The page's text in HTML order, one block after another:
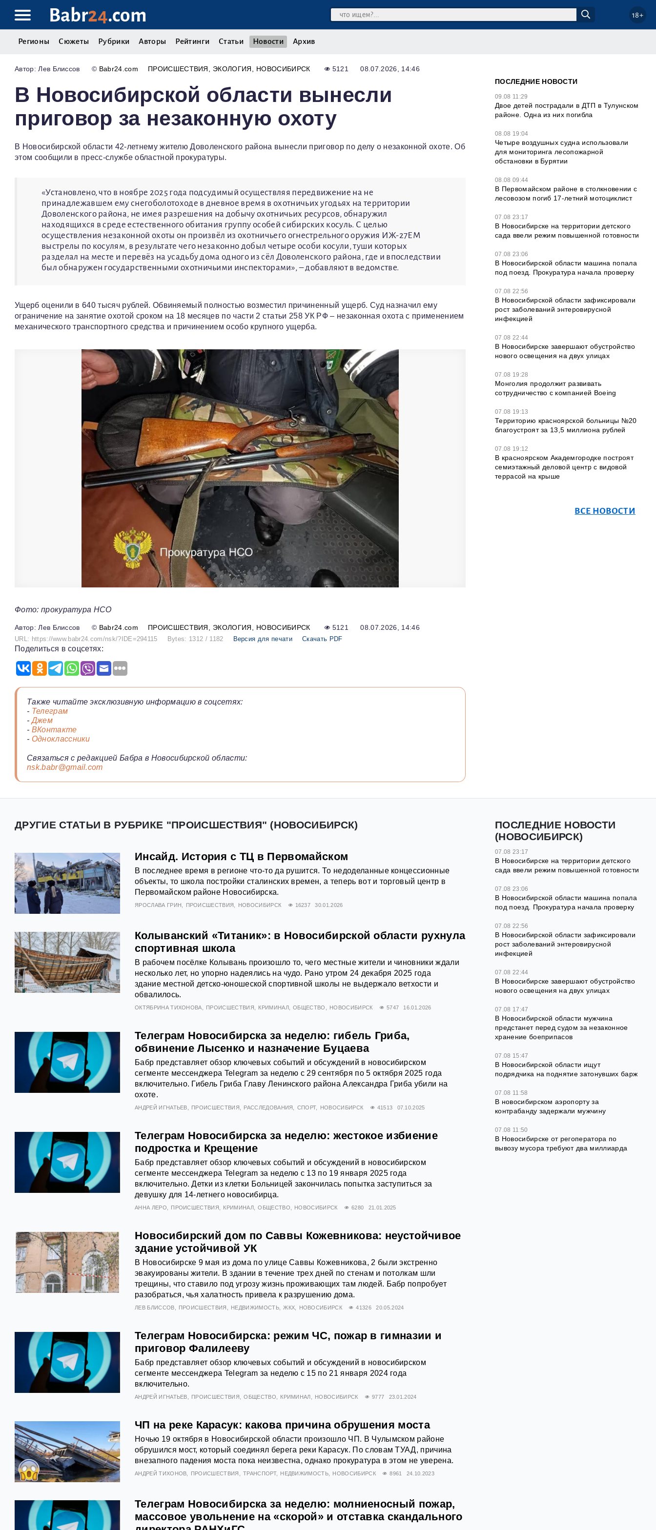
Babr24.com 18+
Регионы Сюжеты Рубрики Авторы Рейтинги Статьи Новости Архив
Лев Блиссов © Babr24.com ПРОИСШЕСТВИЯ ЭКОЛОГИЯ НОВОСИБИРСК 5121 08.07.2026, 14:46
В Новосибирской области вынесли
приговор за незаконную охоту
В Новосибирской области 42-летнему жителю Доволенского района вынесли приговор по делу о незаконной охоте. Об
этом сообщили в пресс-службе областной прокуратуры.
«Установлено, что в ноябре 2025 года подсудимый осуществляя передвижение на не
принадлежавшем ему снегоболотоходе в дневное время в охотничьих угодьях на территории
Доволенского района, не имея разрешения на добычу охотничьих ресурсов, обнаружил
находящихся в среде естественного обитания группу особей сибирских косуль. С целью
осуществления незаконной охоты он произвёл из охотничьего огнестрельного оружия ИЖ-27ЕМ
выстрелы по косулям, в результате чего незаконно добыл четыре особи косули, туши которых
разделал на месте и перевёз на усадьбу дома одного из сёл Доволенского района, где и впоследствии
был обнаружен государственными охотничьими инспекторами», – добавляют в ведомстве.
Ущерб оценили в 640 тысяч рублей. Обвиняемый полностью возместил причиненный ущерб. Суд назначил ему
ограничение на занятие охотой сроком на 18 месяцев по части 2 статьи 258 УК РФ – незаконная охота с применением
механического транспортного средства и причинением особо крупного ущерба.
Фото: прокуратура НСО
Лев Блиссов © Babr24.com ПРОИСШЕСТВИЯ ЭКОЛОГИЯ НОВОСИБИРСК 5121 08.07.2026, 14:46
URL: https://www.babr24.com/nsk/?IDE=294115 Bytes: 1312 / 1182 Версия для печати Скачать PDF
Поделиться в соцсетях:
Также читайте эксклюзивную информацию в соцсетях:
- Телеграм
-Джем
- ВКонтакте
- Одноклассники
Связаться с редакцией Бабра в Новосибирской области:
nsk.babr@gmail.com
ПОСЛЕДНИЕ НОВОСТИ
09.08 11:29
Двое детей пострадали в ДТП в Тулунском
районе. Одна из них погибла
08.08 19:04
Четыре воздушных судна использовали
для мониторинга лесопожарной
обстановки в Бурятии
08.08 09:44
В Первомайском районе в столкновении с
лесовозом погиб 17-летний мотоциклист
07.08 23:17
В Новосибирске на территории детского
сада ввели режим повышенной готовности
07.08 23:06
В Новосибирской области машина попала
под поезд. Прокуратура начала проверку
07.08 22:56
В Новосибирской области зафиксировали
рост заболеваний энтеровирусной
инфекцией
07.08 22:44
В Новосибирске завершают обустройство
нового освещения на двух улицах
07.08 19:28
Монголия продолжит развивать
сотрудничество с компанией Boeing
07.08 19:13
Территорию красноярской больницы №20
благоустроят за 13,5 миллиона рублей
07.08 19:12
В красноярском Академгородке построят
семиэтажный деловой центр с видовой
террасой на крыше
ВСЕ НОВОСТИ
ДРУГИЕ СТАТЬИ В РУБРИКЕ "ПРОИСШЕСТВИЯ" (НОВОСИБИРСК)
Инсайд. История с ТЦ в Первомайском
В последнее время в регионе что-то да рушится. То недоделанные концессионные
объекты, то школа постройки сталинских времен, а теперь вот и торговый центр в
Первомайском районе Новосибирска.
ЯРОСЛАВА ГРИН ПРОИСШЕСТВИЯ НОВОСИБИРСК 16237 30.01.2026
Колыванский «Титаник»: в Новосибирской области рухнула
спортивная школа
В рабочем посёлке Колывань произошло то, чего местные жители и чиновники ждали
несколько лет, но упорно надеялись на чудо. Рано утром 24 декабря 2025 года
здание местной детско-юношеской спортивной школы не выдержало ветхости и
обвалилось.
ОКТЯБРИНА ТИХОНОВА ПРОИСШЕСТВИЯ КРИМИНАЛ ОБЩЕСТВО НОВОСИБИРСК 5747 16.01.2026
Телеграм Новосибирска за неделю: гибель Гриба,
обвинение Лысенко и назначение Буцаева
Бабр представляет обзор ключевых событий и обсуждений в новосибирском
сегменте мессенджера Telegram за неделю с 29 сентября по 5 октября 2025 года
включительно. Гибель Гриба Главу Ленинского района Александра Гриба убили на
охоте.
АНДРЕЙ ИГНАТЬЕВ ПРОИСШЕСТВИЯ РАССЛЕДОВАНИЯ СПОРТ НОВОСИБИРСК 41513 07.10.2025
Телеграм Новосибирска за неделю: жестокое избиение
подростка и Крещение
Бабр представляет обзор ключевых событий и обсуждений в новосибирском
сегменте мессенджера Telegram за неделю с 13 по 19 января 2025 года
включительно. Детки из клетки Больницей закончилась попытка заступиться за
девушку для 14-летнего новосибирца.
АННА ЛЕРО ПРОИСШЕСТВИЯ КРИМИНАЛ ОБЩЕСТВО НОВОСИБИРСК 6280 21.01.2025
Новосибирский дом по Саввы Кожевникова: неустойчивое
здание устойчивой УК
В Новосибирске 9 мая из дома по улице Саввы Кожевникова, 2 были экстренно
эвакуированы жители. В здании в течение трех дней по стенам и потолкам шли
трещины, что ставило под угрозу жизнь проживающих там людей. Бабр попробует
разобраться, чья халатность привела к разрушению дома.
ЛЕВ БЛИССОВ ПРОИСШЕСТВИЯ НЕДВИЖИМОСТЬ ЖКХ НОВОСИБИРСК 41326 20.05.2024
Телеграм Новосибирска: режим ЧС, пожар в гимназии и
приговор Фалилееву
Бабр представляет обзор ключевых событий и обсуждений в новосибирском
сегменте мессенджера Telegram за неделю с 15 по 21 января 2024 года
включительно.
АНДРЕЙ ИГНАТЬЕВ ПРОИСШЕСТВИЯ ОБЩЕСТВО КРИМИНАЛ НОВОСИБИРСК 9777 23.01.2024
ЧП на реке Карасук: какова причина обрушения моста
Ночью 19 октября в Новосибирской области произошло ЧП. В Чулымском районе
обрушился мост, который соединял берега реки Карасук. По словам ТУАД, причина
внезапного падения моста пока неизвестна, однако прокуратура в этом не уверена.
АНДРЕЙ ТИХОНОВ ПРОИСШЕСТВИЯ ТРАНСПОРТ НЕДВИЖИМОСТЬ НОВОСИБИРСК 8961 24.10.2023
Телеграм Новосибирска за неделю: молниеносный пожар,
массовое увольнение на «скорой» и отставка скандального
ПОСЛЕДНИЕ НОВОСТИ
(НОВОСИБИРСК)
07.08 23:17
В Новосибирске на территории детского
сада ввели режим повышенной готовности
07.08 23:06
В Новосибирской области машина попала
под поезд. Прокуратура начала проверку
07.08 22:56
В Новосибирской области зафиксировали
рост заболеваний энтеровирусной
инфекцией
07.08 22:44
В Новосибирске завершают обустройство
нового освещения на двух улицах
07.08 17:47
В Новосибирской области мужчина
предстанет перед судом за незаконное
хранение боеприпасов
07.08 15:47
В Новосибирской области ищут
подрядчика на поднятие затонувших барж
07.08 11:58
В новосибирском аэропорту за
контрабанду задержали мужчину
07.08 11:50
В Новосибирске от регоператора по
вывозу мусора требуют два миллиарда